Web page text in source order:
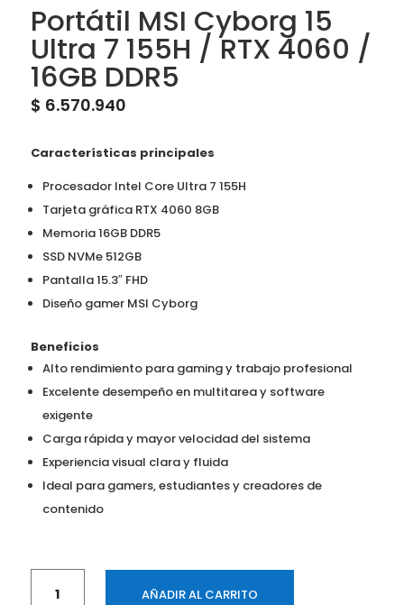
Portátil MSI Cyborg 15
Ultra 7 155H / RTX 4060 /
16GB DDR5
$ 6.570.940
Características principales
Procesador Intel Core Ultra 7 155H
Tarjeta gráfica RTX 4060 8GB
Memoria 16GB DDR5
SSD NVMe 512GB
Pantalla 15.3″ FHD
Diseño gamer MSI Cyborg
Beneficios
Alto rendimiento para gaming y trabajo profesional
Excelente desempeño en multitarea y software
exigente
Carga rápida y mayor velocidad del sistema
Experiencia visual clara y fluida
Ideal para gamers, estudiantes y creadores de
contenido
AÑADIR AL CARRITO